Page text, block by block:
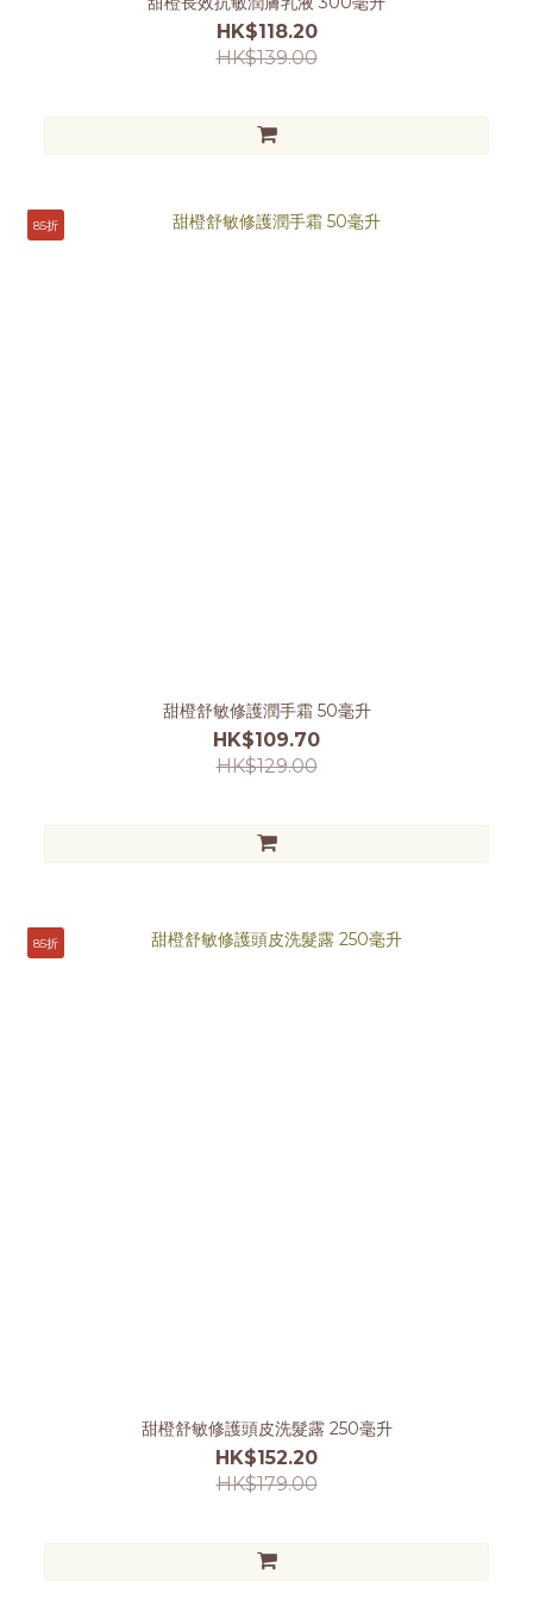
HK$118.20
HK$139.00
85折
甜橙舒敏修護潤手霜 50毫升
HK$109.70
HK$129.00
85折
甜橙舒敏修護頭皮洗髮露 250毫升
HK$152.20
HK$179.00